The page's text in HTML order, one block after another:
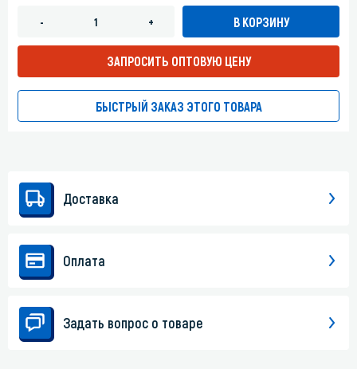
- + В КОРЗИНУ
ЗАПРОСИТЬ ОПТОВУЮ ЦЕНУ
БЫСТРЫЙ ЗАКАЗ ЭТОГО ТОВАРА
Доставка
Оплата
Задать вопрос о товаре